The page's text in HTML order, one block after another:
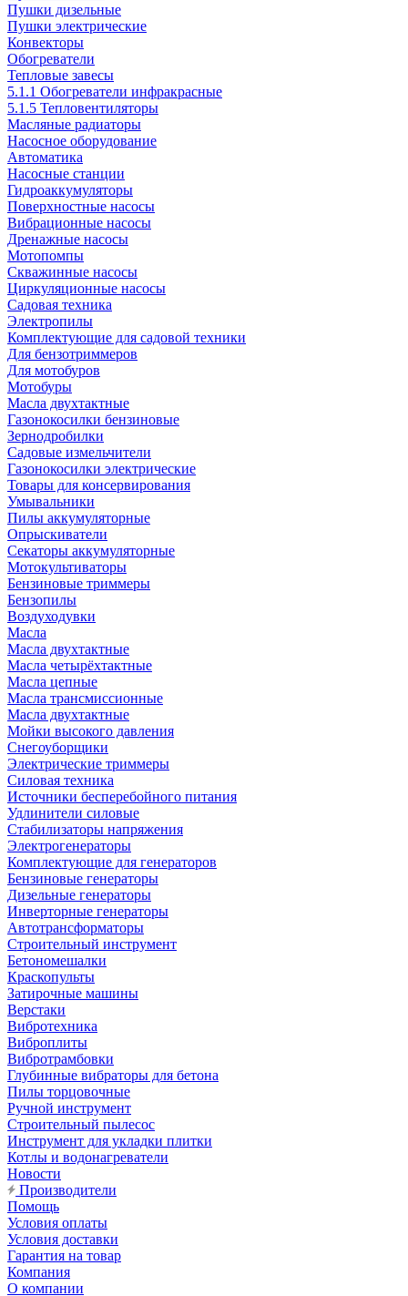
Пушки дизельные
Пушки электрические
Конвекторы
Обогреватели
Тепловые завесы
5.1.1 Обогреватели инфракрасные
5.1.5 Тепловентиляторы
Масляные радиаторы
Насосное оборудование
Автоматика
Насосные станции
Гидроаккумуляторы
Поверхностные насосы
Вибрационные насосы
Дренажные насосы
Мотопомпы
Скважинные насосы
Циркуляционные насосы
Садовая техника
Электропилы
Комплектующие для садовой техники
Для бензотриммеров
Для мотобуров
Мотобуры
Масла двухтактные
Газонокосилки бензиновые
Зернодробилки
Садовые измельчители
Газонокосилки электрические
Товары для консервирования
Умывальники
Пилы аккумуляторные
Опрыскиватели
Секаторы аккумуляторные
Мотокультиваторы
Бензиновые триммеры
Бензопилы
Воздуходувки
Масла
Масла двухтактные
Масла четырёхтактные
Масла цепные
Масла трансмиссионные
Масла двухтактные
Мойки высокого давления
Снегоуборщики
Электрические триммеры
Силовая техника
Источники бесперебойного питания
Удлинители силовые
Стабилизаторы напряжения
Электрогенераторы
Комплектующие для генераторов
Бензиновые генераторы
Дизельные генераторы
Инверторные генераторы
Автотрансформаторы
Строительный инструмент
Бетономешалки
Краскопульты
Затирочные машины
Верстаки
Вибротехника
Виброплиты
Вибротрамбовки
Глубинные вибраторы для бетона
Пилы торцовочные
Ручной инструмент
Строительный пылесос
Инструмент для укладки плитки
Котлы и водонагреватели
Новости
Производители
Помощь
Условия оплаты
Условия доставки
Гарантия на товар
Компания
О компании